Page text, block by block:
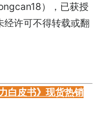
），已获授
经许可不得转载或翻
白皮书》现货热销